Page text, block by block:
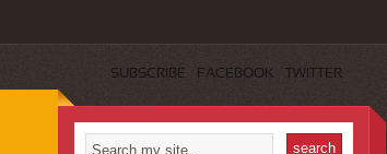
SUBSCRIBE FACEBOOK TWITTER